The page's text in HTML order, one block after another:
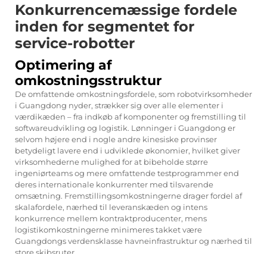
Konkurrencemæssige fordele
inden for segmentet for
service-robotter
Optimering af
omkostningsstruktur
De omfattende omkostningsfordele, som robotvirksomheder
i Guangdong nyder, strækker sig over alle elementer i
værdikæden – fra indkøb af komponenter og fremstilling til
softwareudvikling og logistik. Lønninger i Guangdong er
selvom højere end i nogle andre kinesiske provinser
betydeligt lavere end i udviklede økonomier, hvilket giver
virksomhederne mulighed for at bibeholde større
ingeniørteams og mere omfattende testprogrammer end
deres internationale konkurrenter med tilsvarende
omsætning. Fremstillingsomkostningerne drager fordel af
skalafordele, nærhed til leveranskæden og intens
konkurrence mellem kontraktproducenter, mens
logistikomkostningerne minimeres takket være
Guangdongs verdensklasse havneinfrastruktur og nærhed til